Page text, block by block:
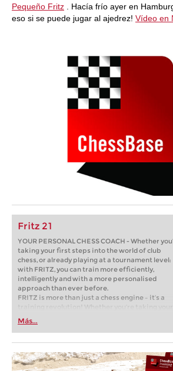
Pequeño Fritz . Hacía frío ayer en
eso si se puede jugar al ajedrez! Vídeo en
Fritz 21
YOUR PERSONAL CHESS COACH - Whether
taking your first steps into the world of club
chess, or already playing at a tournament level:
with FRITZ, you can train more efficiently,
intelligently and with a more personalised
approach than ever before.
FRITZ is more than just a chess engine – it’s a
training revolution! Whether you’re taking your
first steps into the world of club chess, or already
playing at a tournament level: with FRITZ, you
train more efficiently, intelligently and with a
more personalised approach than ever before.
Más...